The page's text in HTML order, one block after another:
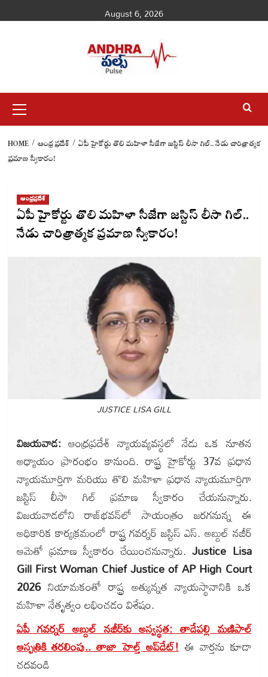
to
August 6, 2026
Menu
HOME ఆంధ్రప్రదేశ్
ఏపీ హైకోర్టు తొలి మహిళా సీజేగా జస్టిస్ లీసా గిల్.. నేడు చారిత్రాత్మక
ప్రమాణ స్వీకారం!
ఆంధ్రప్రదేశ్
ఏపీ హైకోర్టు తొలి మహిళా సీజేగా జస్టిస్ లీసా గిల్..
నేడు చారిత్రాత్మక ప్రమాణ స్వీకారం!
JUSTICE LISA GILL
విజయవాడ:ఆంధ్రప్రదేశ్ న్యాయవ్యవస్థలో నేడు ఒక నూతన
అధ్యాయం ప్రారంభం కానుంది. రాష్ట్ర హైకోర్టు 37వ ప్రధాన
న్యాయమూర్తిగా మరియు తొలి మహిళా ప్రధాన న్యాయమూర్తిగా
జస్టిస్ లీసా గిల్ ప్రమాణ స్వీకారం చేయనున్నారు.
విజయవాడలోని రాజ్‌భవన్‌లో సాయంత్రం జరగనున్న ఈ
అధికారిక కార్యక్రమంలో రాష్ట్ర గవర్నర్ జస్టిస్ ఎస్. అబ్దుల్ నజీర్
ఆమెతో ప్రమాణ స్వీకారం చేయించనున్నారు.Justice Lisa
Gill First Woman Chief Justice of AP High Court
2026నియామకంతో రాష్ట్ర అత్యున్నత న్యాయస్థానానికి ఒక
మహిళా నేతృత్వం లభించడం విశేషం.
ఏపీ గవర్నర్‌ అబ్దుల్‌ నజీర్‌కు అస్వస్థత: తాడేపల్లి మణిపాల్
ఆస్పత్రికి తరలింపు.. తాజా హెల్త్ అప్‌డేట్!ఈ వార్తను కూడా
చదవండి